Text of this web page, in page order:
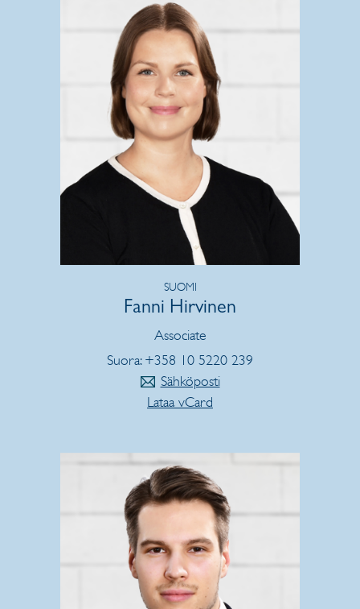
SUOMI
Fanni Hirvinen
Associate
Suora: +358 10 5220 239
Sähköposti
Lataa vCard